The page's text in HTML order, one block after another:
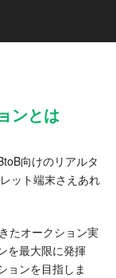
ンとは
向けのリアルタ
ット端末さえあれ
たオークション実
を最大限に発揮
ョンを目指しま